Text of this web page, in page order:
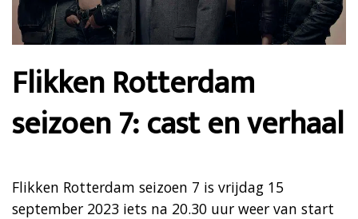
Flikken Rotterdam
seizoen 7: cast en verhaal
Flikken Rotterdam seizoen 7 is vrijdag 15
september 2023 iets na 20.30 uur weer van start